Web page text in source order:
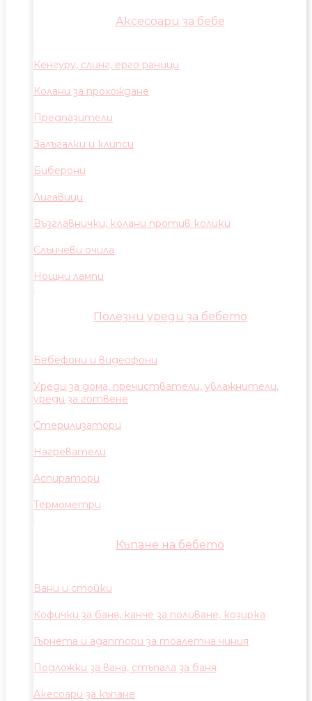
Аксесоари за бебе
Кенгуру, слинг, ерго раници
Колани за прохождане
Предпазители
Залъгалки и клипси
Биберони
Лигавици
Възглавнички, колани против колики
Слънчеви очила
Нощни лампи
Полезни уреди за бебето
Бебефони и видеофони
Уреди за дома, пречистватели, увлажнители,
уреди за готвене
Стерилизатори
Нагреватели
Аспиратори
Термометри
Къпане на бебето
Вани и стойки
Кофички за баня, канче за поливане, козирка
Гърнета и адаптори за тоалетна чиния
Подложки за вана, стъпала за баня
Акесоари за къпане